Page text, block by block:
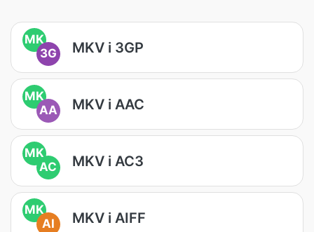
MK
3G
MKV i 3GP
MK
AA
MKV i AAC
MK
AC
MKV i AC3
MK
AI
MKV i AIFF